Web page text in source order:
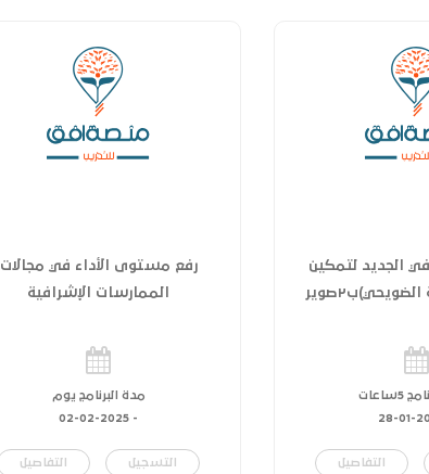
الجديد لتمكين
28-01-
التفاصيل
رفع مستوى الأداء في مجالات
الممارسات الإشرافية
مدة البرنامج يوم
-
02-02-2025
التسجيل التفاصيل